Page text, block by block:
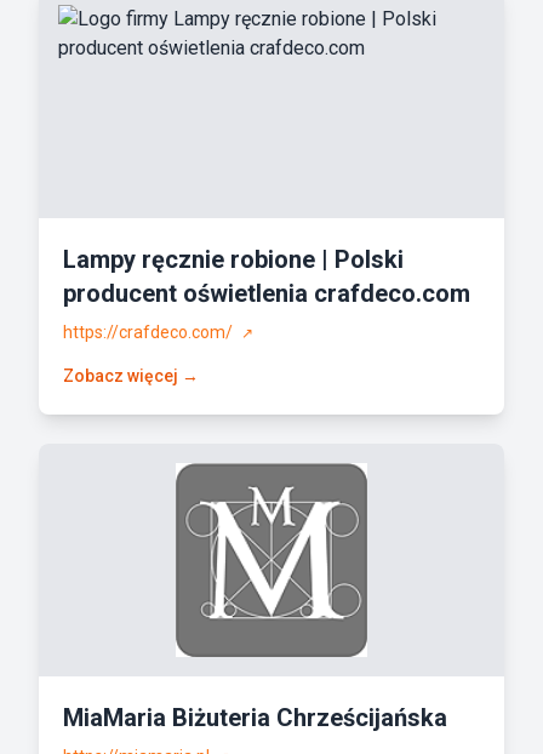
Lampy ręcznie robione | Polski
producent oświetlenia crafdeco.com
https://crafdeco.com/ ↗
Zobacz więcej →
MiaMaria Biżuteria Chrześcijańska